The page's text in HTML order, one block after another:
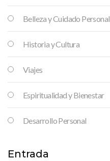
Belleza y Cuidado Personal
Historia y Cultura
Viajes
Espiritualidad y Bienestar
Desarrollo Personal
Entrada